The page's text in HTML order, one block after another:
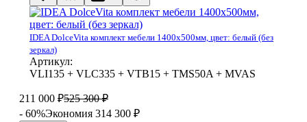
IDEA DolceVita комплект мебели 1400x500мм, цвет: белый (без
зеркал)
Артикул:
VLI135 + VLC335 + VTB15 + TMS50A + MVAS
211 000 ₽525 300 ₽
- 60%Экономия 314 300 ₽